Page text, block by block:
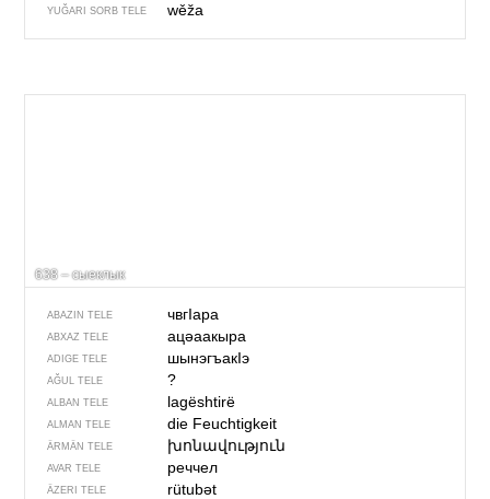
YUĞARI SORB TELE wěža
638 – сыеклык
ABAZIN TELE чвгIара
ABXAZ TELE ацәаакыра
ADIGE TELE шынэгъакIэ
AĞUL TELE ?
ALBAN TELE lagështirë
ALMAN TELE die Feuchtigkeit
ÄRMÄN TELE խոնավություն
AVAR TELE реччел
ÄZERI TELE rütubət